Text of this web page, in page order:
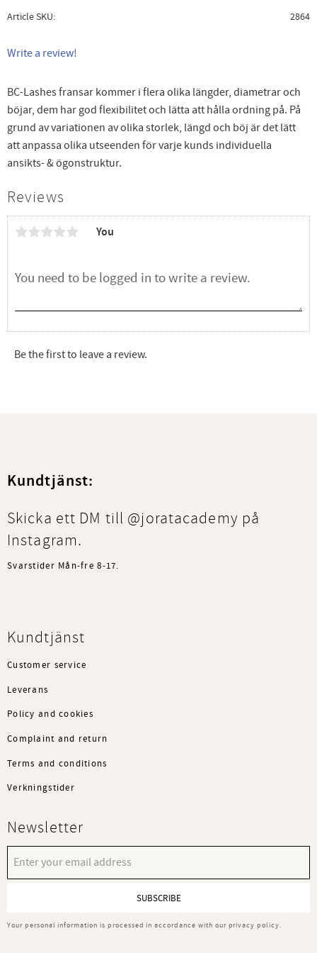
Article SKU 2864
Write a review!
BC-Lashes fransar kommer i flera olika längder, diametrar och
böjar, dem har god flexibilitet och lätta att hålla ordning på. På
grund av variationen av olika storlek, längd och böj är det lätt
att anpassa olika utseenden för varje kunds individuella
ansikts- & ögonstruktur.
Reviews
You
Be the first to leave a review.
Kundtjänst:
Skicka ett DM till @joratacademy på
Instagram.
Svarstider Mån-fre 8-17.
Kundtjänst
Customer service
Leverans
Policy and cookies
Complaint and return
Terms and conditions
Verkningstider
Newsletter
SUBSCRIBE
Your personal information is processed in accordance with our privacy policy.